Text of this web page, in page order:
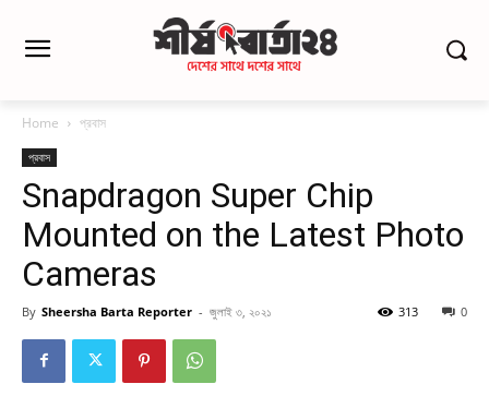
Home প্রবাস
প্রবাস
Snapdragon Super Chip
Mounted on the Latest Photo
Cameras
By Sheersha Barta Reporter - জুলাই ৩, ২০২১ 0
313